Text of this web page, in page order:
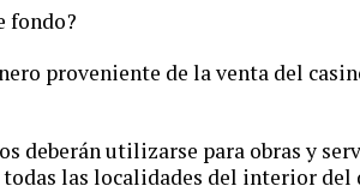
fondo?
proveniente de la venta del
deberán utilizarse para obras y
todas las localidades del interior